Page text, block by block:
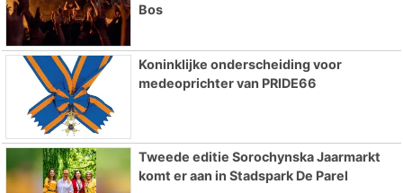
Bos
Koninklijke onderscheiding voor
medeoprichter van PRIDE66
Tweede editie Sorochynska Jaarmarkt
komt er aan in Stadspark De Parel